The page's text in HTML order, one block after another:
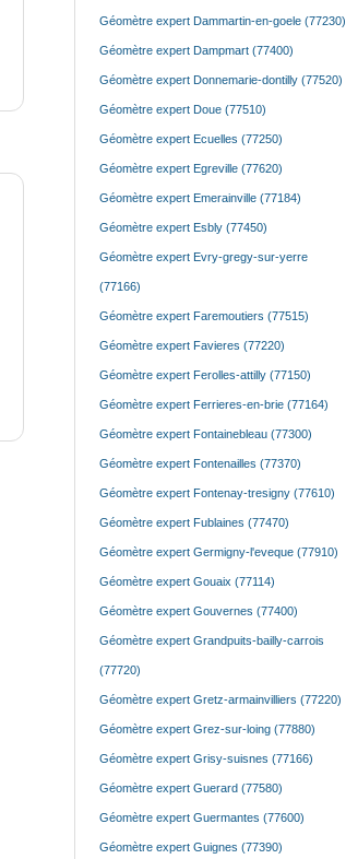
Géomètre expert Dammartin-en-goele (77230)
Géomètre expert Dampmart (77400)
Géomètre expert Donnemarie-dontilly (77520)
Géomètre expert Doue (77510)
Géomètre expert Ecuelles (77250)
Géomètre expert Egreville (77620)
Géomètre expert Emerainville (77184)
Géomètre expert Esbly (77450)
Géomètre expert Evry-gregy-sur-yerre
(77166)
Géomètre expert Faremoutiers (77515)
Géomètre expert Favieres (77220)
Géomètre expert Ferolles-attilly (77150)
Géomètre expert Ferrieres-en-brie (77164)
Géomètre expert Fontainebleau (77300)
Géomètre expert Fontenailles (77370)
Géomètre expert Fontenay-tresigny (77610)
Géomètre expert Fublaines (77470)
Géomètre expert Germigny-l'eveque (77910)
Géomètre expert Gouaix (77114)
Géomètre expert Gouvernes (77400)
Géomètre expert Grandpuits-bailly-carrois
(77720)
Géomètre expert Gretz-armainvilliers (77220)
Géomètre expert Grez-sur-loing (77880)
Géomètre expert Grisy-suisnes (77166)
Géomètre expert Guerard (77580)
Géomètre expert Guermantes (77600)
Géomètre expert Guignes (77390)